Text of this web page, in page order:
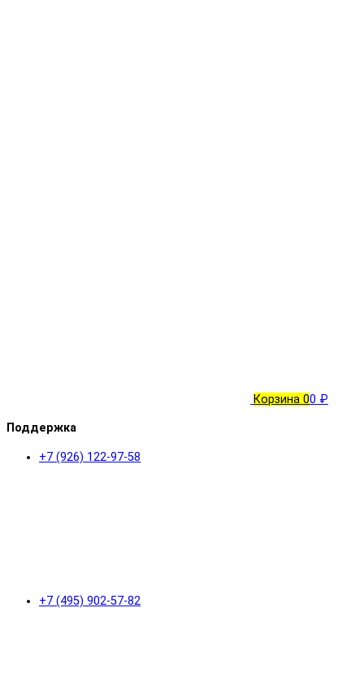
Корзина 00 ₽
Поддержка
+7 (926) 122-97-58
+7 (495) 902-57-82